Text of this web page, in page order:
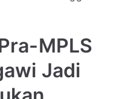
MPLS
Jadi